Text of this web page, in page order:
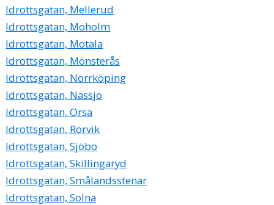
Idrottsgatan, Mellerud
Idrottsgatan, Moholm
Idrottsgatan, Motala
Idrottsgatan, Mönsterås
Idrottsgatan, Norrköping
Idrottsgatan, Nässjö
Idrottsgatan, Orsa
Idrottsgatan, Rörvik
Idrottsgatan, Sjöbo
Idrottsgatan, Skillingaryd
Idrottsgatan, Smålandsstenar
Idrottsgatan, Solna